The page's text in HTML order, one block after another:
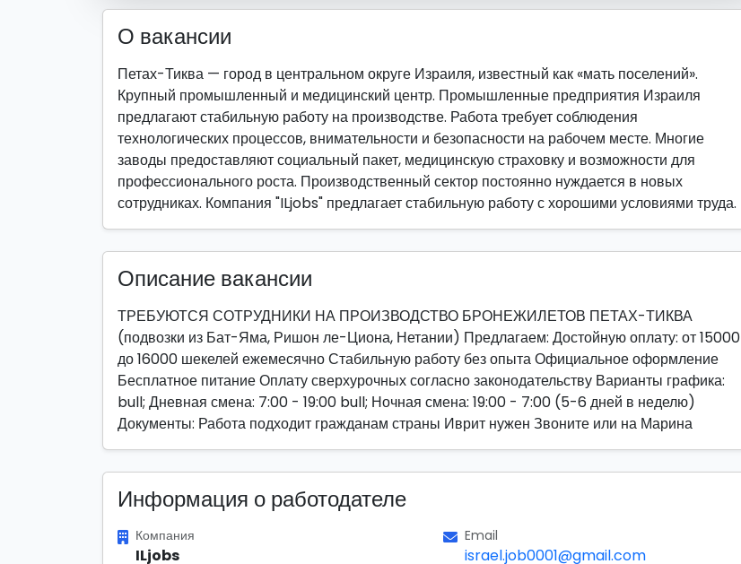
О вакансии
Петах-Тиква — город в центральном округе Израиля, известный как «мать поселений».
Крупный промышленный и медицинский центр. Промышленные предприятия Израиля
предлагают стабильную работу на производстве. Работа требует соблюдения
технологических процессов, внимательности и безопасности на рабочем месте. Многие
заводы предоставляют социальный пакет, медицинскую страховку и возможности для
профессионального роста. Производственный сектор постоянно нуждается в новых
сотрудниках. Компания "ILjobs" предлагает стабильную работу с хорошими условиями труда.
Описание вакансии
ТРЕБУЮТСЯ СОТРУДНИКИ НА ПРОИЗВОДСТВО БРОНЕЖИЛЕТОВ ПЕТАХ-ТИКВА
(подвозки из Бат-Яма, Ришон ле-Циона, Нетании) Предлагаем: Достойную оплату: от 15000
до 16000 шекелей ежемесячно Стабильную работу без опыта Официальное оформление
Бесплатное питание Оплату сверхурочных согласно законодательству Варианты графика:
bull; Дневная смена: 7:00 - 19:00 bull; Ночная смена: 19:00 - 7:00 (5-6 дней в неделю)
Документы: Работа подходит гражданам страны Иврит нужен Звоните или на Марина
Информация о работодателе
Компания
ILjobs
Email
israel.job0001@gmail.com